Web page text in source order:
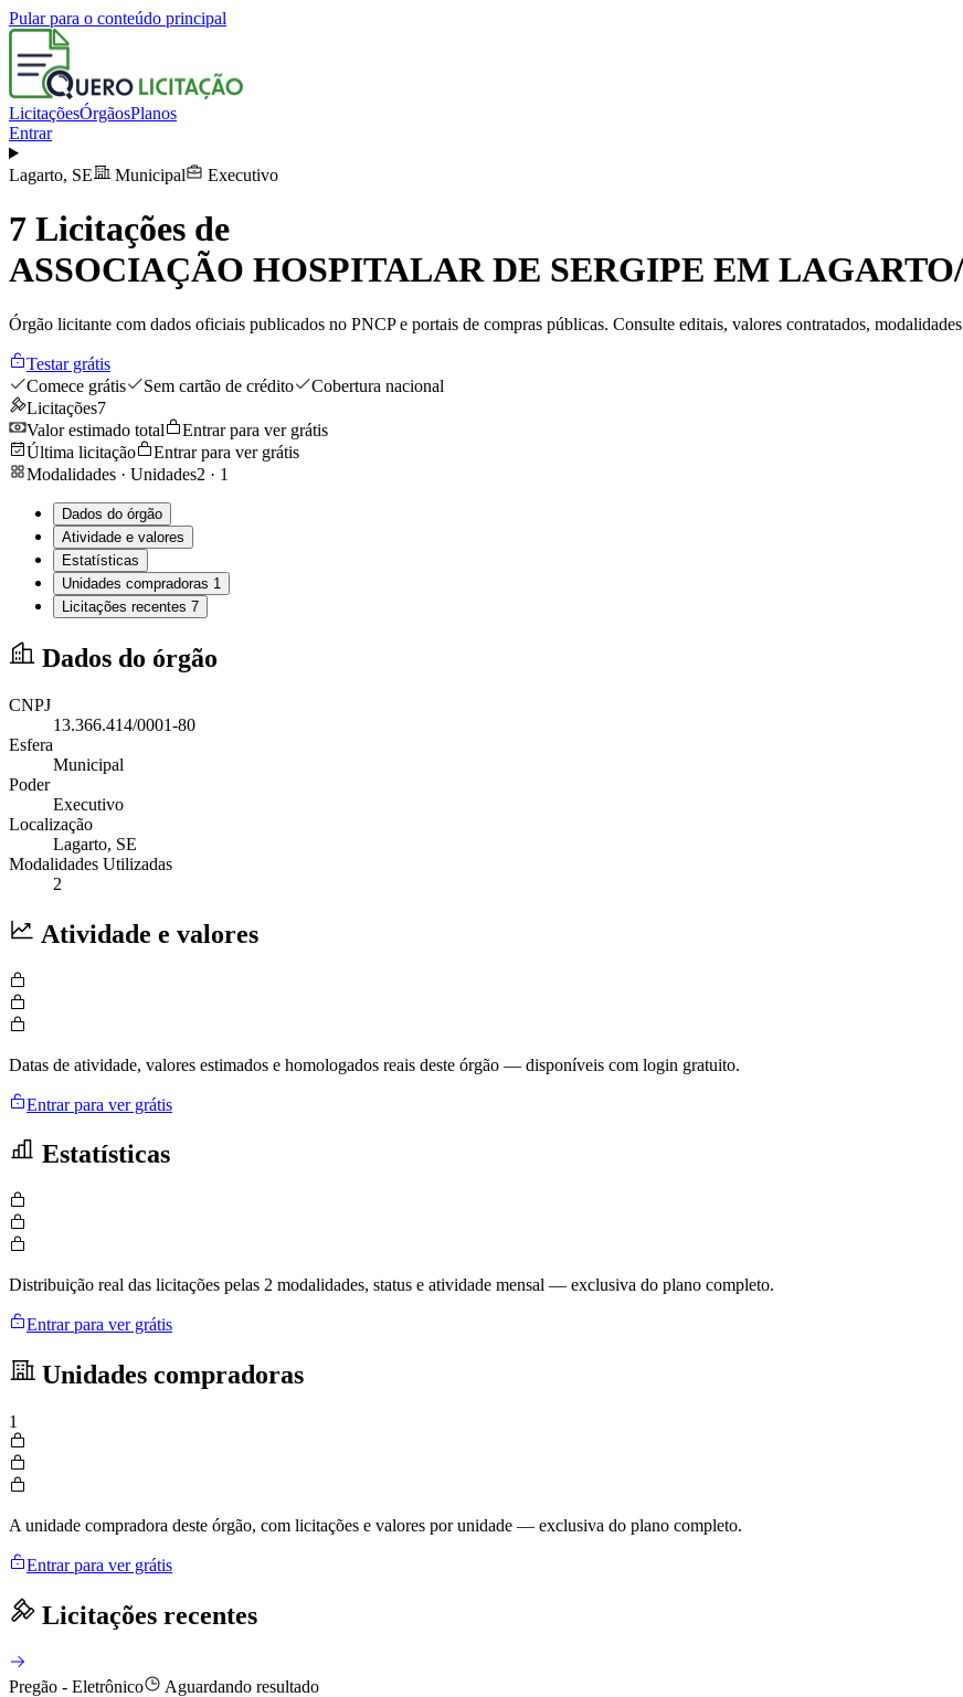
Pular para o conteúdo principal
LicitaçõesÓrgãosPlanos
Entrar
Lagarto, SE Municipal Executivo
7 Licitações de
ASSOCIAÇÃO HOSPITALAR DE SERGIPE EM
Órgão licitante com dados oficiais publicados no PNCP e portais de compras públicas. Consulte editais, valores contratados,
Testar grátis
Comece grátis
Sem cartão de crédito
Cobertura nacional
Licitações7
Valor estimado total
Entrar para ver grátis
Última licitação
Entrar para ver grátis
Modalidades · Unidades2 · 1
Dados do órgão
Atividade e valores
Estatísticas
Unidades compradoras 1
Licitações recentes 7
Dados do órgão
CNPJ
13.366.414/0001-80
Esfera
Municipal
Poder
Executivo
Localização
Lagarto, SE
Modalidades Utilizadas
2
Atividade e valores
Datas de atividade, valores estimados e homologados reais deste órgão — disponíveis com login gratuito.
Entrar para ver grátis
Estatísticas
Distribuição real das licitações pelas 2 modalidades, status e atividade mensal — exclusiva do plano completo.
Entrar para ver grátis
Unidades compradoras
1
A unidade compradora deste órgão, com licitações e valores por unidade — exclusiva do plano completo.
Entrar para ver grátis
Licitações recentes
Pregão - Eletrônico
Aguardando resultado